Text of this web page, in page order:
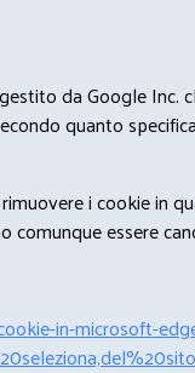
da Google
quanto
i cookie in
essere
in-microsoft-